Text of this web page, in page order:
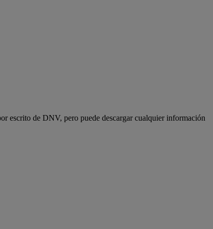
escrito de DNV, pero puede descargar cualquier información